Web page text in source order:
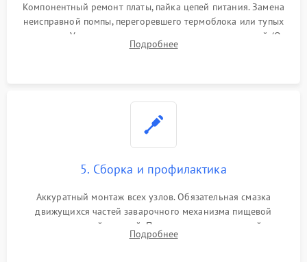
Компонентный ремонт платы, пайка цепей питания. Замена
неисправной помпы, перегоревшего термоблока или тупых
жерновов. Установка новых силиконовых уплотнителей (O-
ring) и тефлоновых трубок для надежного устранения
Подробнее
5. Сборка и профилактика
Аккуратный монтаж всех узлов. Обязательная смазка
движущихся частей заварочного механизма пищевой
силиконовой смазкой. Проведение программной
декальцинации и очистки системы от кофейных масел.
Подробнее